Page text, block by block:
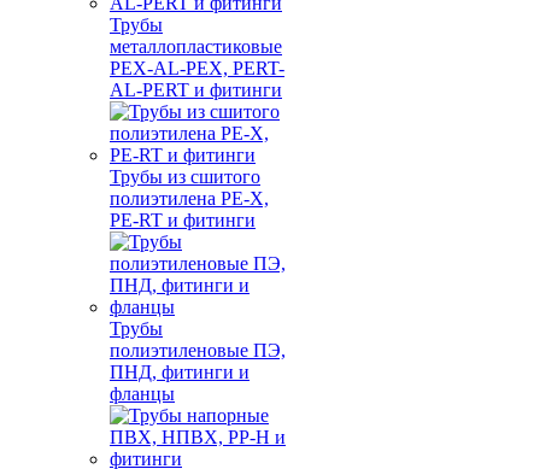
Трубы
металлопластиковые
PEX-AL-PEX, PERT-
AL-PERT и фитинги
Трубы из сшитого
полиэтилена PE-X,
PE-RT и фитинги
Трубы
полиэтиленовые ПЭ,
ПНД, фитинги и
фланцы